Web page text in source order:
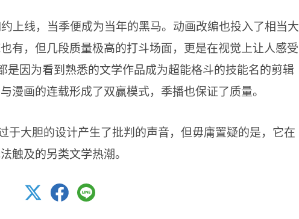
上线，当季便成为当年的黑马。动画改编也投入了相当大
有，但几段质量极高的打斗场面，更是在视觉上让人感受
是因为看到熟悉的文学作品成为超能格斗的技能名的剪辑
漫画的连载形成了双赢模式，季播也保证了质量。
于大胆的设计产生了批判的声音，但毋庸置疑的是，它在
触及的另类文学热潮。